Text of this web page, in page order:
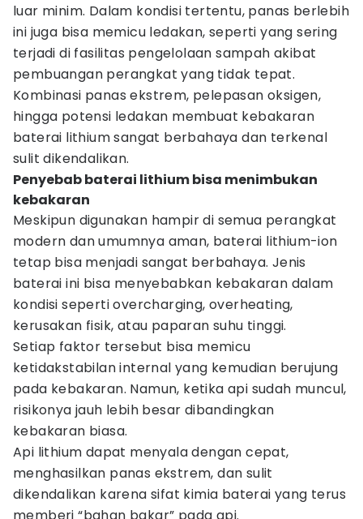
luar minim. Dalam kondisi tertentu, panas berlebih
ini juga bisa memicu ledakan, seperti yang sering
terjadi di fasilitas pengelolaan sampah akibat
pembuangan perangkat yang tidak tepat.
Kombinasi panas ekstrem, pelepasan oksigen,
hingga potensi ledakan membuat kebakaran
baterai lithium sangat berbahaya dan terkenal
sulit dikendalikan.
Penyebab baterai lithium bisa menimbukan
kebakaran
Meskipun digunakan hampir di semua perangkat
modern dan umumnya aman, baterai lithium-ion
tetap bisa menjadi sangat berbahaya. Jenis
baterai ini bisa menyebabkan kebakaran dalam
kondisi seperti overcharging, overheating,
kerusakan fisik, atau paparan suhu tinggi.
Setiap faktor tersebut bisa memicu
ketidakstabilan internal yang kemudian berujung
pada kebakaran. Namun, ketika api sudah muncul,
risikonya jauh lebih besar dibandingkan
kebakaran biasa.
Api lithium dapat menyala dengan cepat,
menghasilkan panas ekstrem, dan sulit
dikendalikan karena sifat kimia baterai yang terus